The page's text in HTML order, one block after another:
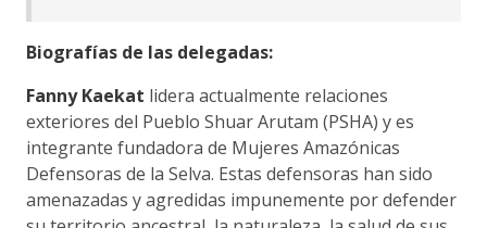
Biografías de las delegadas:
Fanny Kaekat lidera actualmente relaciones
exteriores del Pueblo Shuar Arutam (PSHA) y es
integrante fundadora de Mujeres Amazónicas
Defensoras de la Selva. Estas defensoras han sido
amenazadas y agredidas impunemente por defender